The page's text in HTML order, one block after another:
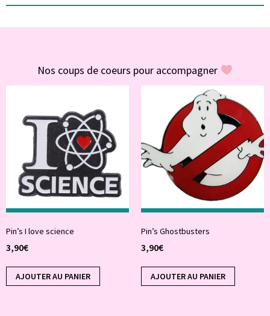
Nos coups de coeurs pour accompagner
Pin’s I love science
3,90€
AJOUTER AU PANIER
Pin’s Ghostbusters
3,90€
AJOUTER AU PANIER